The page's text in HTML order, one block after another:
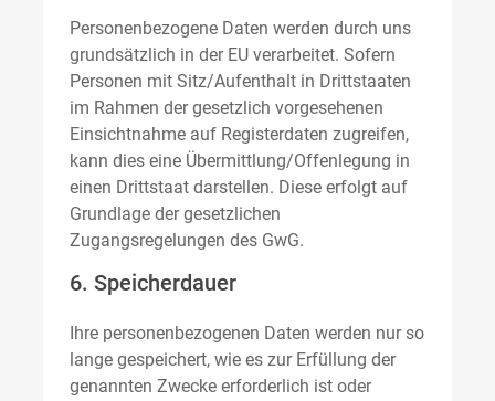
Personenbezogene Daten werden durch uns
grundsätzlich in der EU verarbeitet. Sofern
Personen mit Sitz/Aufenthalt in Drittstaaten
im Rahmen der gesetzlich vorgesehenen
Einsichtnahme auf Registerdaten zugreifen,
kann dies eine Übermittlung/Offenlegung in
einen Drittstaat darstellen. Diese erfolgt auf
Grundlage der gesetzlichen
Zugangsregelungen des GwG.
6. Speicherdauer
Ihre personenbezogenen Daten werden nur so
lange gespeichert, wie es zur Erfüllung der
genannten Zwecke erforderlich ist oder